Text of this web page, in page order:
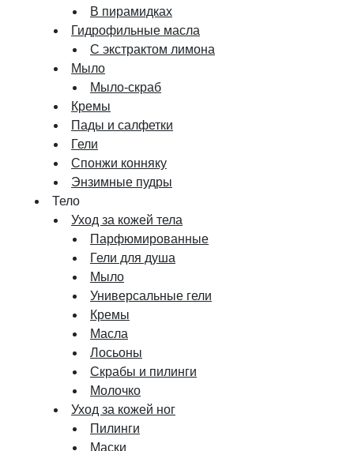
В пирамидках
Гидрофильные масла
С экстрактом лимона
Мыло
Мыло-скраб
Кремы
Пады и салфетки
Гели
Спонжи конняку
Энзимные пудры
Тело
Уход за кожей тела
Парфюмированные
Гели для душа
Мыло
Универсальные гели
Кремы
Масла
Лосьоны
Скрабы и пилинги
Молочко
Уход за кожей ног
Пилинги
Маски